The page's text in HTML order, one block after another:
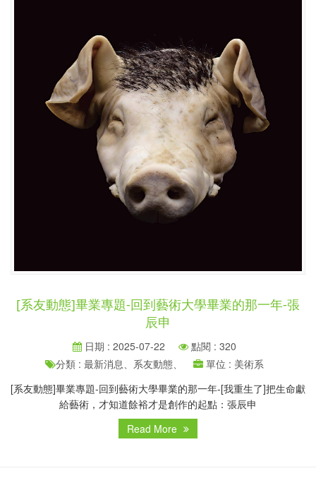
[系友動態]畢業專題-回到藝術大學畢業的那一年-張
辰申
日期 : 2025-07-22
點閱 : 320
分類 : 最新消息、系友動態、
單位 : 美術系
[系友動態]畢業專題-回到藝術大學畢業的那一年-[我重生了]把生命獻
給藝術，才知道餘裕才是創作的起點：張辰申
Read More